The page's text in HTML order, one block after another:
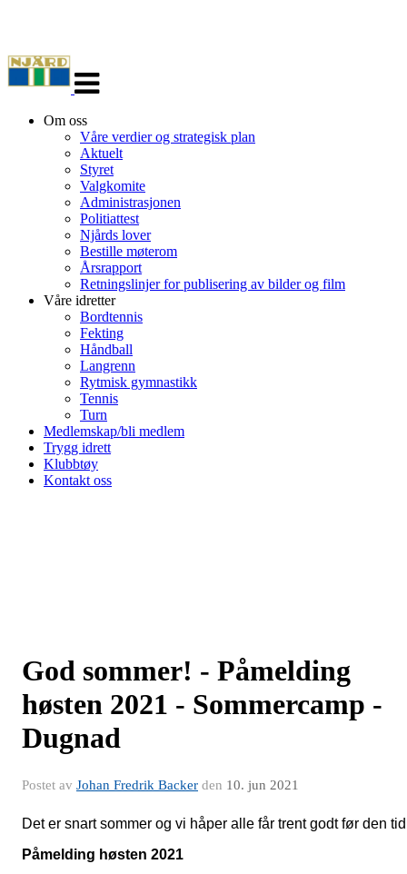
navigasjon
Om oss
Våre verdier og strategisk plan
Aktuelt
Styret
Valgkomite
Administrasjonen
Politiattest
Njårds lover
Bestille møterom
Årsrapport
Retningslinjer for publisering av bilder og film
Våre idretter
Bordtennis
Fekting
Håndball
Langrenn
Rytmisk gymnastikk
Tennis
Turn
Medlemskap/bli medlem
Trygg idrett
Klubbtøy
Kontakt oss
God sommer! - Påmelding
høsten 2021 - Sommercamp -
Dugnad
Postet av Johan Fredrik Backer den 10. jun 2021
Det er snart sommer og vi håper alle får trent godt før den
Påmelding høsten 2021